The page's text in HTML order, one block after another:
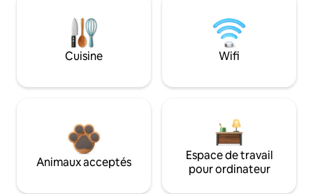
Cuisine Wifi
Animaux acceptés
Espace de travail
pour ordinateur